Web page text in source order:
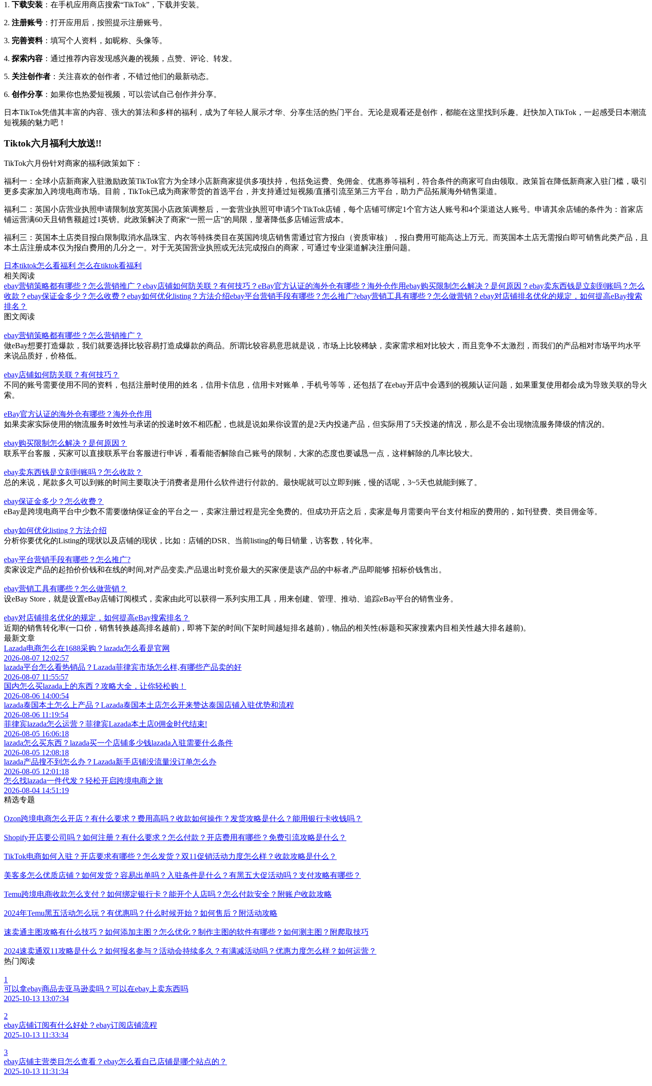
1. 下载安装 ：在手机应用商店搜索“TikTok”，下载并安装。
2. 注册账号 ：打开应用后，按照提示注册账号。
3. 完善资料：填写个人资料，如昵称、头像等。
4. 探索内容 ：通过推荐内容发现感兴趣的视频，点赞、评论、转发。
5. 关注创作者 ：关注喜欢的创作者，不错过他们的最新动态。
6. 创作分享 ：如果你也热爱短视频，可以尝试自己创作并分享。
日本TikTok凭借其丰富的内容、强大的算法和多样的福利，成为了年轻人展示才华、分享生活的热门平台。无论是观看还是创作，都能在这里找到乐趣。赶快加入TikTok，一起感受日本潮流
短视频的魅力吧！
Tiktok六月福利大放送!!
TikTok六月份针对商家的福利政策如下：
福利一：全球小店新商家入驻激励政策TikTok官方为全球小店新商家提供多项扶持，包括免运费、免佣金、优惠券等福利，符合条件的商家可自由领取。政策旨在降低新商家入驻门槛，吸引
更多卖家加入跨境电商市场。目前，TikTok已成为商家带货的首选平台，并支持通过短视频/直播引流至第三方平台，助力产品拓展海外销售渠道。
福利二：英国小店营业执照申请限制放宽英国小店政策调整后，一套营业执照可申请5个TikTok店铺，每个店铺可绑定1个官方达人账号和4个渠道达人账号。申请其余店铺的条件为：首家店
铺运营满60天且销售额超过1英镑。此政策解决了商家“一照一店”的局限，显著降低多店铺运营成本。
福利三：英国本土店类目报白限制取消水晶珠宝、内衣等特殊类目在英国跨境店销售需通过官方报白（资质审核），报白费用可能高达上万元。而英国本土店无需报白即可销售此类产品，且
本土店注册成本仅为报白费用的几分之一。对于无英国营业执照或无法完成报白的商家，可通过专业渠道解决注册问题。
日本tiktok怎么看福利 怎么在tiktok看福利
相关阅读
ebay营销策略都有哪些？怎么营销推广？ ebay店铺如何防关联？有何技巧？ eBay官方认证的海外仓有哪些？海外仓作用ebay购买限制怎么解决？是何原因？ ebay卖东西钱是立刻到账吗？怎么
收款？ ebay保证金多少？怎么收费？ ebay如何优化listing？方法介绍ebay平台营销手段有哪些？怎么推广?ebay营销工具有哪些？怎么做营销？ ebay对店铺排名优化的规定，如何提高eBay搜索
排名？
图文阅读
ebay营销策略都有哪些？怎么营销推广？
做eBay想要打造爆款，我们就要选择比较容易打造成爆款的商品。所谓比较容易意思就是说，市场上比较稀缺，卖家需求相对比较大，而且竞争不太激烈，而我们的产品相对市场平均水平
来说品质好，价格低。
ebay店铺如何防关联？有何技巧？
不同的账号需要使用不同的资料，包括注册时使用的姓名，信用卡信息，信用卡对账单，手机号等等，还包括了在ebay开店中会遇到的视频认证问题，如果重复使用都会成为导致关联的导火
索。
eBay官方认证的海外仓有哪些？海外仓作用
如果卖家实际使用的物流服务时效性与承诺的投递时效不相匹配，也就是说如果你设置的是2天内投递产品，但实际用了5天投递的情况，那么是不会出现物流服务降级的情况的。
ebay购买限制怎么解决？是何原因？
联系平台客服，买家可以直接联系平台客服进行申诉，看看能否解除自己账号的限制，大家的态度也要诚恳一点，这样解除的几率比较大。
ebay卖东西钱是立刻到账吗？怎么收款？
总的来说，尾款多久可以到账的时间主要取决于消费者是用什么软件进行付款的。最快呢就可以立即到账，慢的话呢，3~5天也就能到账了。
ebay保证金多少？怎么收费？
eBay是跨境电商平台中少数不需要缴纳保证金的平台之一，卖家注册过程是完全免费的。但成功开店之后，卖家是每月需要向平台支付相应的费用的，如刊登费、类目佣金等。
ebay如何优化listing？方法介绍
分析你要优化的Listing的现状以及店铺的现状，比如：店铺的DSR、当前listing的每日销量，访客数，转化率。
ebay平台营销手段有哪些？怎么推广?
卖家设定产品的起拍价价钱和在线的时间,对产品变卖,产品退出时竞价最大的买家便是该产品的中标者,产品即能够 招标价钱售出。
ebay营销工具有哪些？怎么做营销？
设eBay Store，就是设置eBay店铺订阅模式，卖家由此可以获得一系列实用工具，用来创建、管理、推动、追踪eBay平台的销售业务。
ebay对店铺排名优化的规定，如何提高eBay搜索排名？
近期的销售转化率(一口价，销售转换越高排名越前)，即将下架的时间(下架时间越短排名越前)，物品的相关性(标题和买家搜素内目相关性越大排名越前)。
最新文章
Lazada电商怎么在1688采购？lazada怎么看是官网
2026-08-07 12:02:57
lazada平台怎么看热销品？Lazada菲律宾市场怎么样,有哪些产品卖的好
2026-08-07 11:55:57
国内怎么买lazada上的东西？攻略大全，让你轻松购！
2026-08-06 14:00:54
lazada泰国本土怎么上产品？Lazada泰国本土店怎么开来赞达泰国店铺入驻优势和流程
2026-08-06 11:19:54
菲律宾lazada怎么运营？菲律宾Lazada本土店0佣金时代结束!
2026-08-05 16:06:18
lazada怎么买东西？lazada买一个店铺多少钱lazada入驻需要什么条件
2026-08-05 12:08:18
lazada产品搜不到怎么办？Lazada新手店铺没流量没订单怎么办
2026-08-05 12:01:18
怎么找lazada一件代发？轻松开启跨境电商之旅
2026-08-04 14:51:19
精选专题
Ozon跨境电商怎么开店？有什么要求？费用高吗？收款如何操作？发货攻略是什么？能用银行卡收钱吗？
Shopify开店要公司吗？如何注册？有什么要求？怎么付款？开店费用有哪些？免费引流攻略是什么？
TikTok电商如何入驻？开店要求有哪些？怎么发货？双11促销活动力度怎么样？收款攻略是什么？
美客多怎么优质店铺？如何发货？容易出单吗？入驻条件是什么？有黑五大促活动吗？支付攻略有哪些？
Temu跨境电商收款怎么支付？如何绑定银行卡？能开个人店吗？怎么付款安全？附账户收款攻略
2024年Temu黑五活动怎么玩？有优惠吗？什么时候开始？如何售后？附活动攻略
速卖通主图攻略有什么技巧？如何添加主图？怎么优化？制作主图的软件有哪些？如何测主图？附爬取技巧
2024速卖通双11攻略是什么？如何报名参与？活动会持续多久？有满减活动吗？优惠力度怎么样？如何运营？
热门阅读
1
可以拿ebay商品去亚马逊卖吗？可以在ebay上卖东西吗
2025-10-13 13:07:34
2
ebay店铺订阅有什么好处？ebay订阅店铺流程
2025-10-13 11:33:34
3
ebay店铺主营类目怎么查看？ebay怎么看自己店铺是哪个站点的？
2025-10-13 11:31:34